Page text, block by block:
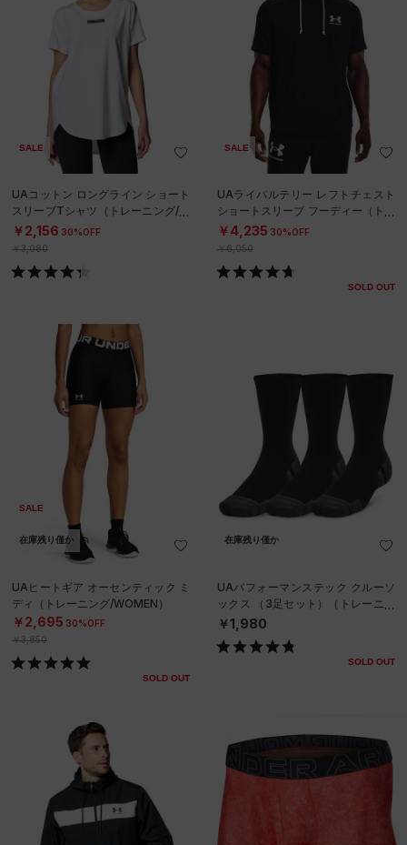
SALE
UAコットン ロングライン ショート
スリーブTシャツ（トレーニング/W
OMEN）
￥2,156 30%OFF
￥3,080
SALE
UAライバルテリー レフトチェスト
ショートスリーブ フーディー（トレ
ーニング/MEN）
￥4,235 30%OFF
￥6,050
SOLD OUT
SALE
在庫残り僅か
UAヒートギア オーセンティック ミ
ディ（トレーニング/WOMEN）
￥2,695 30%OFF
￥3,850
SOLD OUT
在庫残り僅か
UAパフォーマンステック クルーソ
ックス （3足セット）（トレーニン
グ/UNISEX）
￥1,980
SOLD OUT